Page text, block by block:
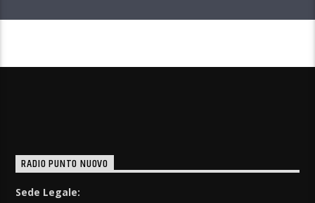
RADIO PUNTO NUOVO
Sede Legale: